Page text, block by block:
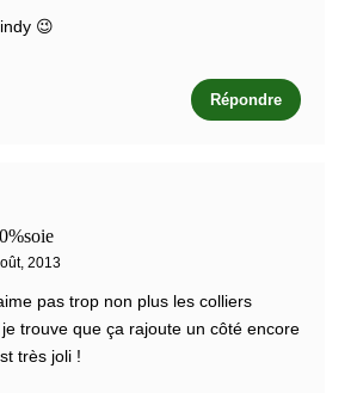
😉
Répondre
2013
pas trop non plus les colliers
trouve que ça rajoute un côté encore
très joli !